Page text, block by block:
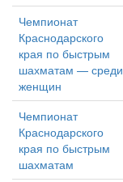
Чемпионат
Краснодарского
края по быстрым
шахматам — среди
женщин
Чемпионат
Краснодарского
края по быстрым
шахматам